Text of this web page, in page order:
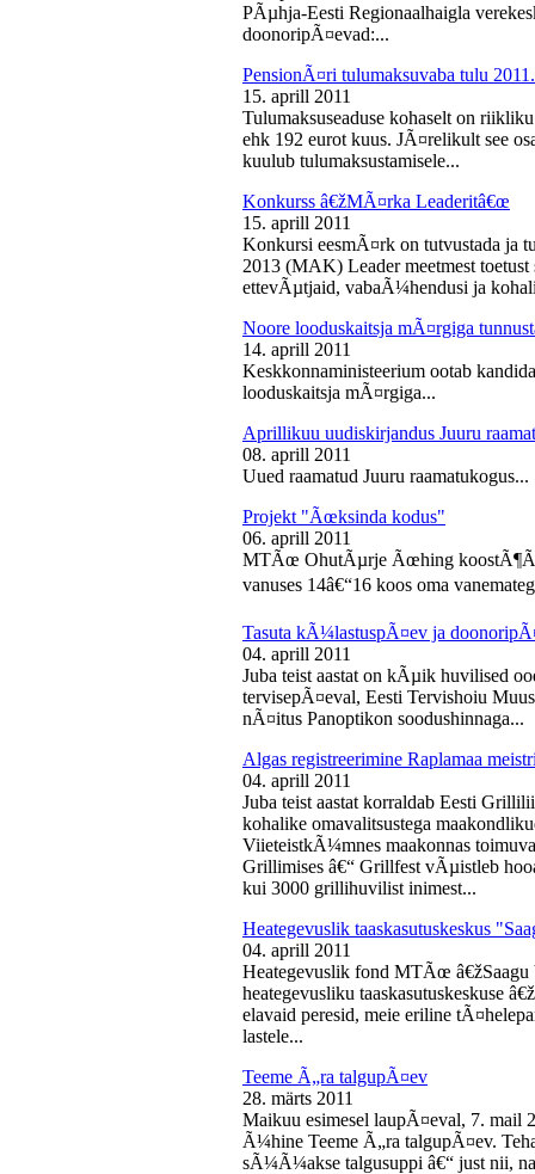
PÃµhja-Eesti Regionaalhaigla
doonoripÃ¤evad:...
PensionÃ¤ri tulumaksuvaba tulu
15. aprill 2011
Tulumaksuseaduse kohaselt on
ehk 192 eurot kuus. JÃ¤relikult see
kuulub tulumaksustamisele...
Konkurss â€žMÃ¤rka Leaderitâ€œ
15. aprill 2011
Konkursi eesmÃ¤rk on tutvustada ja
2013 (MAK) Leader meetmest
ettevÃµtjaid, vabaÃ¼hendusi ja
Noore looduskaitsja mÃ¤rgiga
14. aprill 2011
Keskkonnaministeerium ootab
looduskaitsja mÃ¤rgiga...
Aprillikuu uudiskirjandus Juuru
08. aprill 2011
Uued raamatud Juuru raamatukogus...
Projekt "Ãœksinda kodus"
06. aprill 2011
MTÃœ OhutÃµrje Ãœhing
vanuses 14â€“16 koos oma
Tasuta kÃ¼lastuspÃ¤ev ja
04. aprill 2011
Juba teist aastat on kÃµik huvilised
tervisepÃ¤eval, Eesti Tervishoiu
nÃ¤itus Panoptikon soodushinnaga...
Algas registreerimine Raplamaa
04. aprill 2011
Juba teist aastat korraldab Eesti
kohalike omavalitsustega
ViieteistkÃ¼mnes maakonnas
Grillimises â€“ Grillfest vÃµistleb
kui 3000 grillihuvilist inimest...
Heategevuslik taaskasutuskeskus
04. aprill 2011
Heategevuslik fond MTÃœ â€žSaagu
heategevusliku taaskasutuskeskuse
elavaid peresid, meie eriline
lastele...
Teeme Ã„ra talgupÃ¤ev
28. märts 2011
Maikuu esimesel laupÃ¤eval, 7.
Ã¼hine Teeme Ã„ra talgupÃ¤ev.
sÃ¼Ã¼akse talgusuppi â€“ just nii,